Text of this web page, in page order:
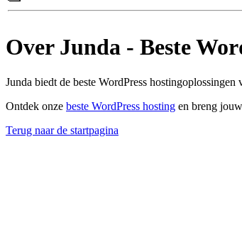
Over Junda - Beste
Junda biedt de beste WordPress
Ontdek onze beste WordPress hosting en breng
Terug naar de startpagina